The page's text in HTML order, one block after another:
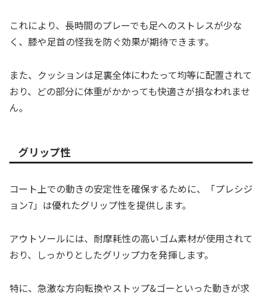
これにより、長時間のプレーでも足へのストレスが少な
く、膝や足首の怪我を防ぐ効果が期待できます。
また、クッションは足裏全体にわたって均等に配置されて
おり、どの部分に体重がかかっても快適さが損なわれませ
ん。
グリップ性
コート上での動きの安定性を確保するために、「プレシジ
ョン7」は優れたグリップ性を提供します。
アウトソールには、耐摩耗性の高いゴム素材が使用されて
おり、しっかりとしたグリップ力を発揮します。
特に、急激な方向転換やストップ&ゴーといった動きが求